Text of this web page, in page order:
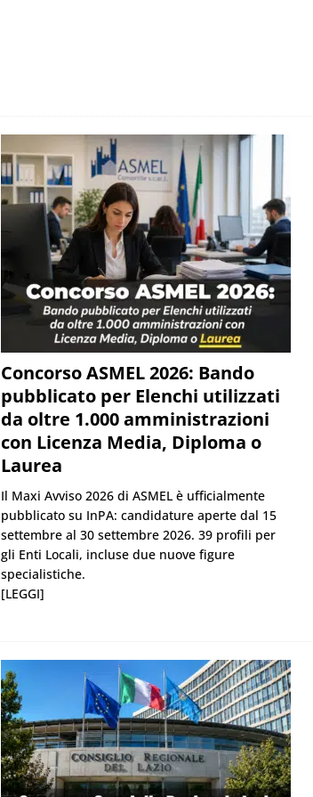
Concorso ASMEL 2026: Bando
pubblicato per Elenchi utilizzati
da oltre 1.000 amministrazioni
con Licenza Media, Diploma o
Laurea
Il Maxi Avviso 2026 di ASMEL è ufficialmente
pubblicato su InPA: candidature aperte dal 15
settembre al 30 settembre 2026. 39 profili per
gli Enti Locali, incluse due nuove figure
specialistiche.
[LEGGI]